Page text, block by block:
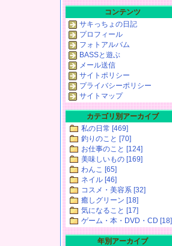
コンテンツ
サキっちょの日記
プロフィール
フォトアルバム
BASSと遊ぶ
メール送信
サイトポリシー
プライバシーポリシー
サイトマップ
カテゴリ別アーカイブ
私の日常 [469]
釣りのこと [70]
お仕事のこと [124]
美味しいもの [169]
わんこ [65]
ネイル [46]
コスメ・美容系 [32]
癒しグリーン [18]
気になること [17]
ゲーム・本・DVD・CD [18]
年別アーカイブ